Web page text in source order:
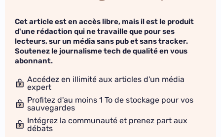
Cet article est en accès libre, mais il est le produit
d'une rédaction qui ne travaille que pour ses
lecteurs, sur un média sans pub et sans tracker.
Soutenez le journalisme tech de qualité en vous
abonnant.
Accédez en illimité aux articles d'un média
expert
Profitez d'au moins 1 To de stockage pour vos
sauvegardes
Intégrez la communauté et prenez part aux
débats